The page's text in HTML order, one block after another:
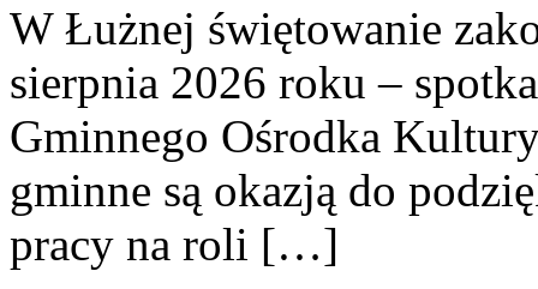
W Łużnej świętowanie
sierpnia 2026 roku –
Gminnego Ośrodka
gminne są okazją do
pracy na roli […]